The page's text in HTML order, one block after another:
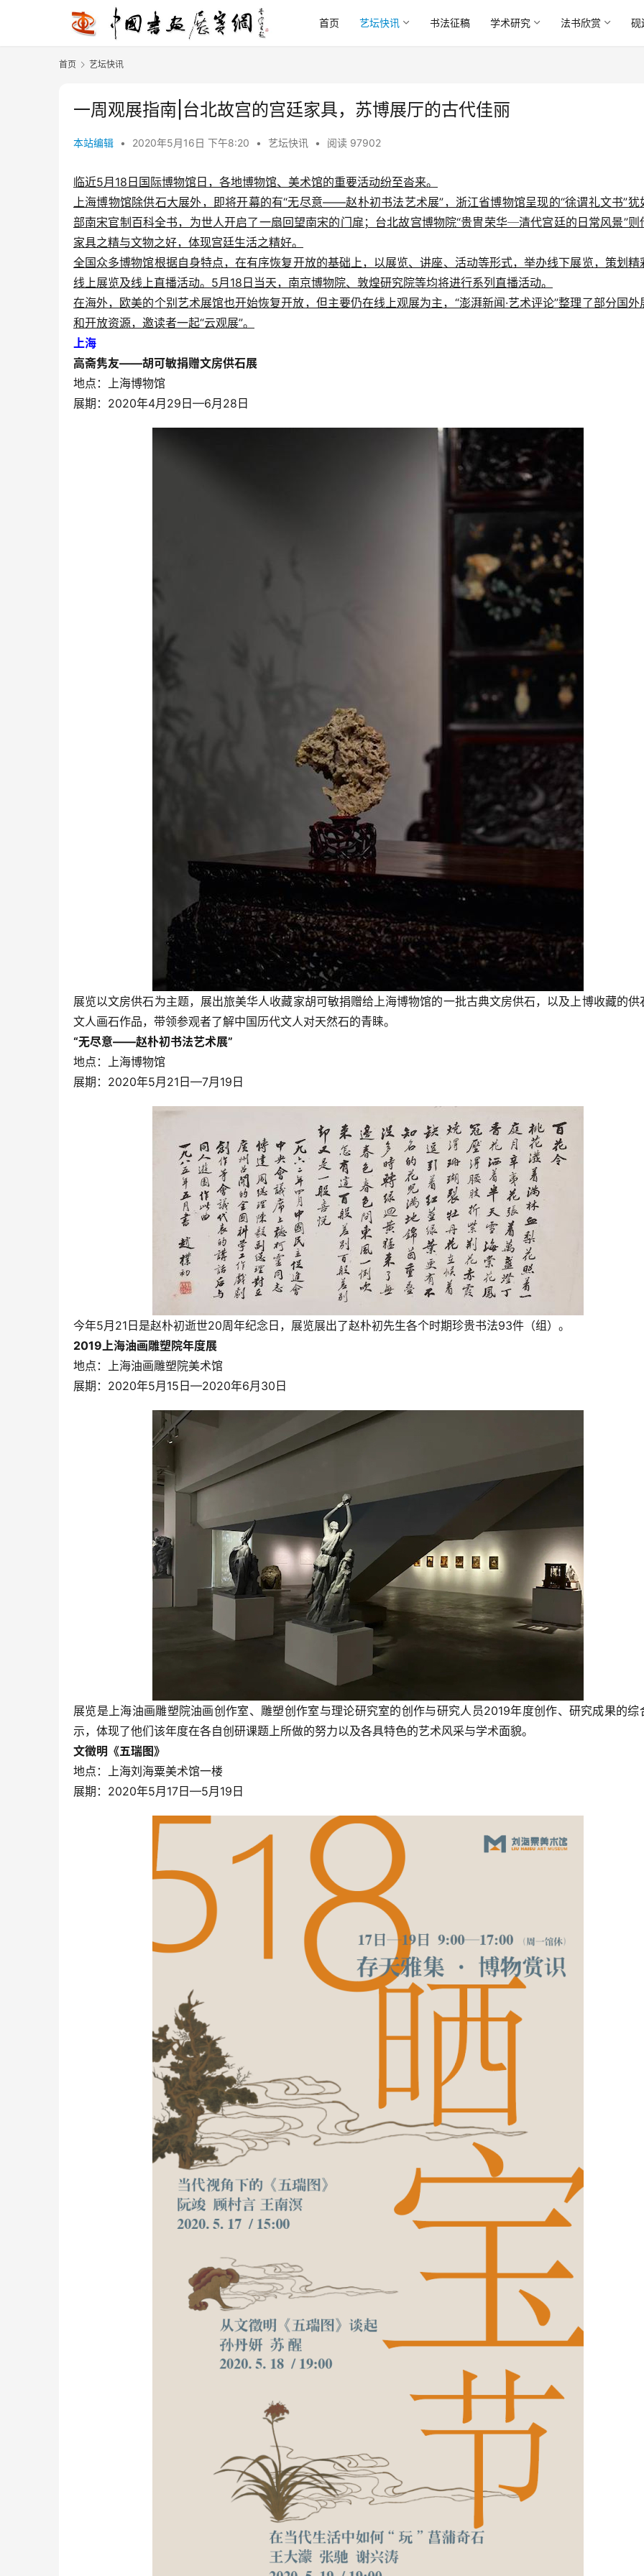
首页 艺坛快讯 书法征稿 学术研究 法书欣赏 砚
首页 艺坛快讯
一周观展指南|台北故宫的宫廷家具，苏博展厅的古代佳丽
本站编辑 • 2020年5月16日 下午8:20 • 艺坛快讯 • 阅读 97902
临近5月18日国际博物馆日，各地博物馆、美术馆的重要活动纷至沓来。
上海博物馆除供石大展外，即将开幕的有“无尽意——赵朴初书法艺术展”，浙江省博物馆呈现的“徐谓礼文书”犹
部南宋官制百科全书，为世人开启了一扇回望南宋的门扉；台北故宫博物院“贵冑荣华─清代宫廷的日常风景”则
家具之精与文物之好，体现宫廷生活之精好。
全国众多博物馆根据自身特点，在有序恢复开放的基础上，以展览、讲座、活动等形式，举办线下展览，策划精
线上展览及线上直播活动。5月18日当天，南京博物院、敦煌研究院等均将进行系列直播活动。
在海外，欧美的个别艺术展馆也开始恢复开放，但主要仍在线上观展为主，“澎湃新闻·艺术评论”整理了部分国外
和开放资源，邀读者一起“云观展”。
上海
高斋隽友——胡可敏捐赠文房供石展
地点：上海博物馆
展期：2020年4月29日—6月28日
展览以文房供石为主题，展出旅美华人收藏家胡可敏捐赠给上海博物馆的一批古典文房供石，以及上博收藏的供
文人画石作品，带领参观者了解中国历代文人对天然石的青睐。
“无尽意——赵朴初书法艺术展”
地点：上海博物馆
展期：2020年5月21日—7月19日
今年5月21日是赵朴初逝世20周年纪念日，展览展出了赵朴初先生各个时期珍贵书法93件（组）。
2019上海油画雕塑院年度展
地点：上海油画雕塑院美术馆
展期：2020年5月15日—2020年6月30日
展览是上海油画雕塑院油画创作室、雕塑创作室与理论研究室的创作与研究人员2019年度创作、研究成果的综
示，体现了他们该年度在各自创研课题上所做的努力以及各具特色的艺术风采与学术面貌。
文徵明《五瑞图》
地点：上海刘海粟美术馆一楼
展期：2020年5月17日—5月19日